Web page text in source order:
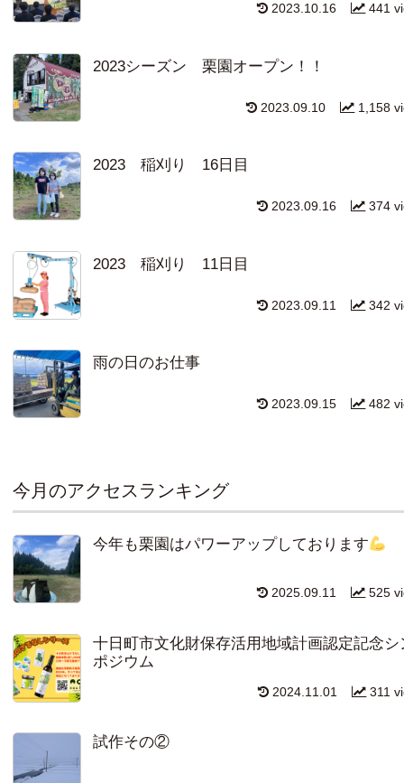
441
2023.10.16
2023シーズン 栗園オープン！！
1,158
2023.09.10
2023 稲刈り 16日目
374
2023.09.16
2023 稲刈り 11日目
342
2023.09.11
雨の日のお仕事
482
2023.09.15
今月のアクセスランキング
今年も栗園はパワーアップしております
525
2025.09.11
十日町市文化財保存活用地域計画認定記念シ
ポジウム
311
2024.11.01
試作その②